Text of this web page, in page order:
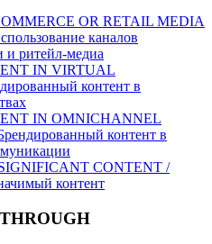
OR RETAIL MEDIA
каналов
и ритейл-медиа
IN VIRTUAL
контент в
IN OMNICHANNEL
контент в
CONTENT /
контент